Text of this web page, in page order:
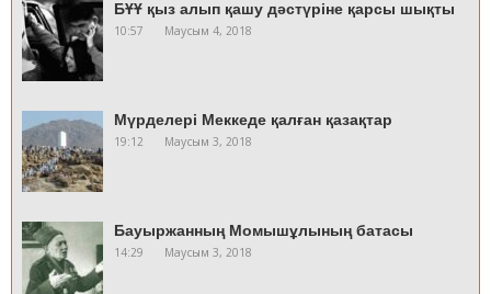
БҰҰ қыз алып қашу дәстүріне қарсы шықты
10:57 Маусым 4, 2018
Мүрделері Меккеде қалған қазақтар
19:12 Маусым 3, 2018
Бауыржанның Момышұлының батасы
14:29 Маусым 3, 2018